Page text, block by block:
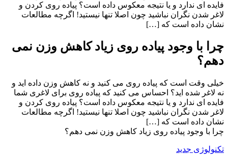
فایده ای ندارد و یا نتیجه معکوس داده است؟ پیاده روی کردن و
لاغر شدن نگران نباشید چون اصلا تنها نیستید! اگرچه مطالعات
نشان داده است که […]
چرا با وجود پیاده روی زیاد کاهش وزن نمی
دهم؟
خیلی وقت است که پیاده روی می کنید و نه کاهش وزن داده اید و
نه لاغر شده اید؟ احساس می کنید که پیاده روی برای لاغری شما
فایده ای ندارد و یا نتیجه معکوس داده است؟ پیاده روی کردن و
لاغر شدن نگران نباشید چون اصلا تنها نیستید! اگرچه مطالعات
نشان داده است که […]
چرا با وجود پیاده روی زیاد کاهش وزن نمی دهم؟
تکنولوژی جدید